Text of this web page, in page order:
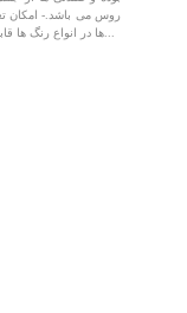
روس می باشد.- امکان